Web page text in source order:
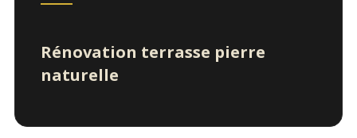
Rénovation terrasse pierre
naturelle